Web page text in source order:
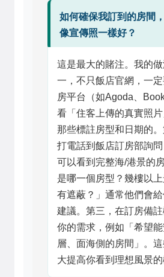
如何確保我訂到的房間
像宣傳照一樣好？
這是最大的賭注。我的
一，不只飯店官網，一
房平台（如Agoda、
看「住客上傳的真實照
那些標註房型和日期的
打電話到飯店訂房部詢
可以看到完整海/港景的
是哪一個房型？幾樓以
有遮蔽？」通常他們會
建議。第三，在訂房備
你的需求，例如「希望
層、面海側的房間」。
大提高你看到理想風景的